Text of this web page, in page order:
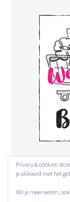
Privacy & cookies:
je akkoord met het
Wil je meer weten,